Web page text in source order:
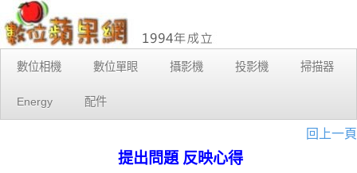
數位相機 數位單眼 攝影機 投影機 掃描器
Energy 配件
回上一頁
提出問題 反映心得